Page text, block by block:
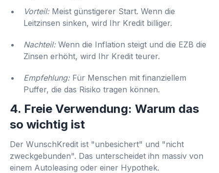
Vorteil:Meist günstigerer Start. Wenn die
Leitzinsen sinken, wird Ihr Kredit billiger.
Nachteil:Wenn die Inflation steigt und die EZB die
Zinsen erhöht, wird Ihr Kredit teurer.
Empfehlung:Für Menschen mit finanziellem
Puffer, die das Risiko tragen können.
4. Freie Verwendung: Warum das
so wichtig ist
Der WunschKredit ist "unbesichert" und "nicht
zweckgebunden". Das unterscheidet ihn massiv von
einem Autoleasing oder einer Hypothek.